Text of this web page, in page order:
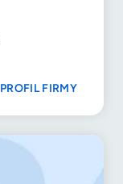
PROFIL FIRMY